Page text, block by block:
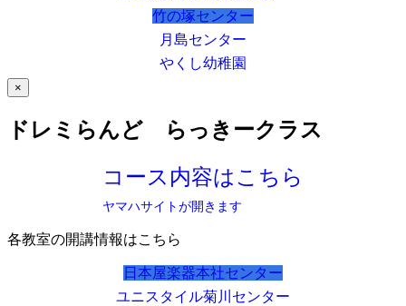
竹の塚センター
月島センター
やくし幼稚園
×
ドレミらんど らっきークラス
コース内容はこちら
ヤマハサイトが開きます
各教室の開講情報はこちら
日本屋楽器本社センター
ユニスタイル菊川センター